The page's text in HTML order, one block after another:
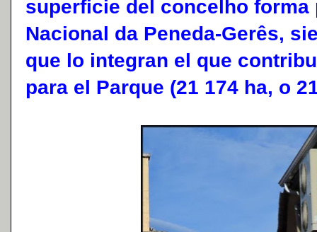
superficie del concelho forma
Nacional da Peneda-Gerês,
que lo integran el que
para el Parque (21 174 ha, o